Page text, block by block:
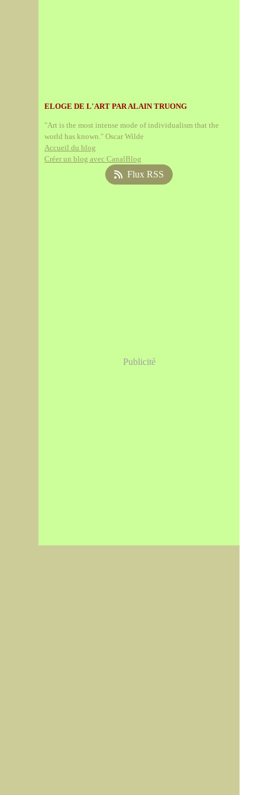
ELOGE DE L'ART PAR ALAIN TRUONG
"Art is the most intense mode of individualism that the
world has known." Oscar Wilde
Accueil du blog
Créer un blog avec CanalBlog
Flux RSS
Publicité